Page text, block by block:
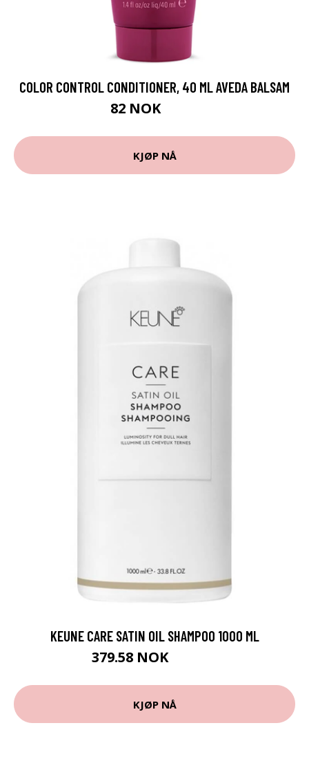
COLOR CONTROL CONDITIONER, 40 ML AVEDA BALSAM
82 NOK
KJØP NÅ
KEUNE CARE SATIN OIL SHAMPOO 1000 ML
379.58 NOK
KJØP NÅ